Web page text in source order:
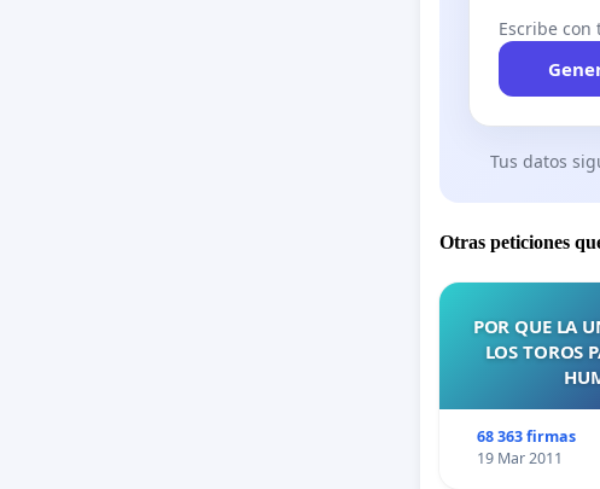
Escribe
Tus datos
Otras peticiones
POR QUE LA
LOS TOROS
68 363 firmas
19 Mar 2011